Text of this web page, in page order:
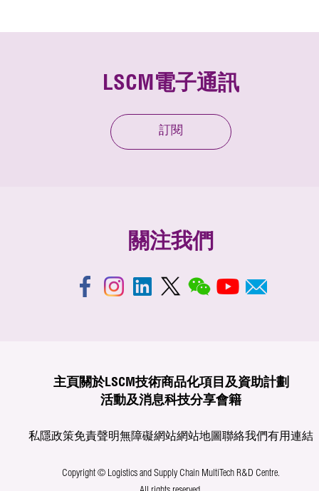
LSCM電子通訊
訂閱
關注我們
主頁 關於LSCM技術商品化項目及資助計劃
活動及消息科技分享會籍
私隱政策免責聲明無障礙網站網站地圖聯絡我們有用連結
Copyright © Logistics and Supply Chain MultiTech R&D Centre.